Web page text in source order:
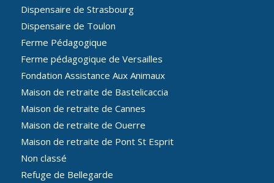
Dispensaire de Strasbourg
Dispensaire de Toulon
Ferme Pédagogique
Ferme pédagogique de Versailles
Fondation Assistance Aux Animaux
Maison de retraite de Bastelicaccia
Maison de retraite de Cannes
Maison de retraite de Ouerre
Maison de retraite de Pont St Esprit
Non classé
Refuge de Bellegarde